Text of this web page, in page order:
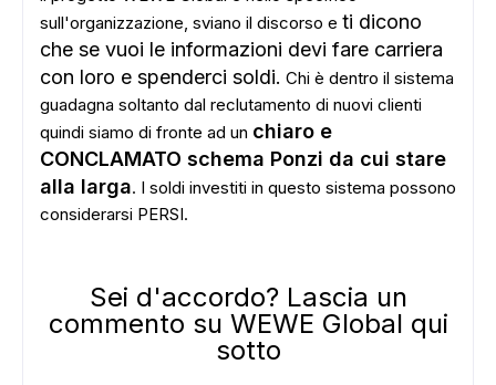
ADS
sull'organizzazione, sviano il discorso e ti dicono
che se vuoi le informazioni devi fare carriera
con loro e spenderci soldi. Chi è dentro il sistema
guadagna soltanto dal reclutamento di nuovi clienti
quindi siamo di fronte ad un chiaro e
CONCLAMATO schema Ponzi da cui stare
alla larga. I soldi investiti in questo sistema possono
considerarsi PERSI.
Sei d'accordo? Lascia un
commento su WEWE Global qui
sotto